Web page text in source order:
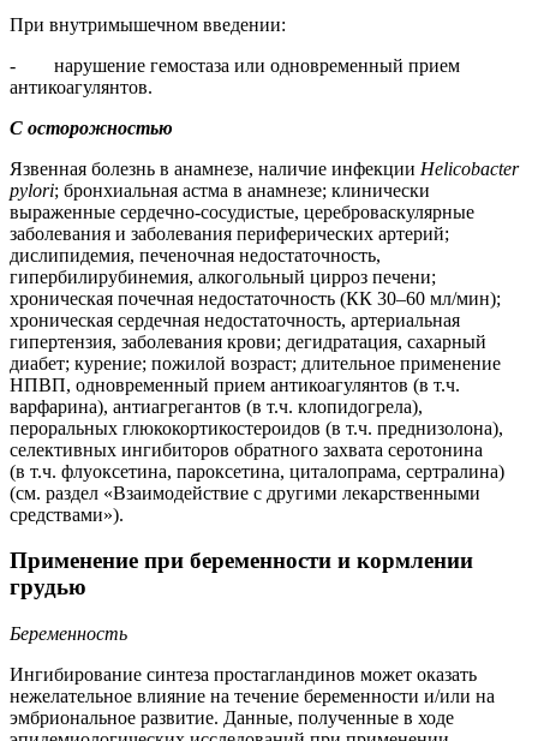
При внутримышечном введении:
- нарушение гемостаза или одновременный прием
антикоагулянтов.
С осторожностью
Язвенная болезнь в анамнезе, наличие инфекции Helicobacter
pylori; бронхиальная астма в анамнезе; клинически
выраженные сердечно-сосудистые, цереброваскулярные
заболевания и заболевания периферических артерий;
дислипидемия, печеночная недостаточность,
гипербилирубинемия, алкогольный цирроз печени;
хроническая почечная недостаточность (КК 30–60 мл/мин);
хроническая сердечная недостаточность, артериальная
гипертензия, заболевания крови; дегидратация, сахарный
диабет; курение; пожилой возраст; длительное применение
НПВП, одновременный прием антикоагулянтов (в т.ч.
варфарина), антиагрегантов (в т.ч. клопидогрела),
пероральных глюкокортикостероидов (в т.ч. преднизолона),
селективных ингибиторов обратного захвата серотонина
(в т.ч. флуоксетина, пароксетина, циталопрама, сертралина)
(см. раздел «Взаимодействие с другими лекарственными
средствами»).
Применение при беременности и кормлении
грудью
Беременность
Ингибирование синтеза простагландинов может оказать
нежелательное влияние на течение беременности и/или на
эмбриональное развитие. Данные, полученные в ходе